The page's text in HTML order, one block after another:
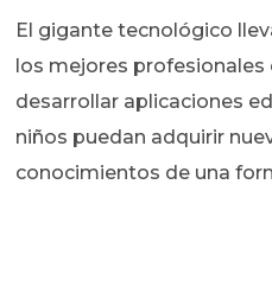
El gigante tecnológico
los mejores profesionales
desarrollar aplicaciones
niños puedan adquirir
conocimientos de una